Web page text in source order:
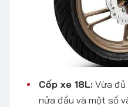
Cốp xe 18L: Vừa đủ
nửa đầu và một số